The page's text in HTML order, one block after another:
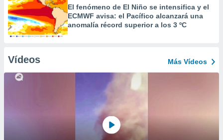
El fenómeno de El Niño se intensifica y el
ECMWF avisa: el Pacífico alcanzará una
anomalía récord superior a los 3 ºC
Vídeos Más Vídeos